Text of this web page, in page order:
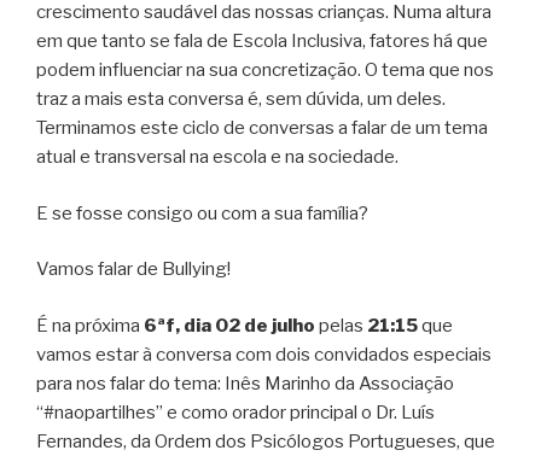
crescimento saudável das nossas crianças. Numa altura
em que tanto se fala de Escola Inclusiva, fatores há que
podem influenciar na sua concretização. O tema que nos
traz a mais esta conversa é, sem dúvida, um deles.
Terminamos este ciclo de conversas a falar de um tema
atual e transversal na escola e na sociedade.
E se fosse consigo ou com a sua família?
Vamos falar de Bullying!
É na próxima 6ªf, dia 02 de julho pelas 21:15que
vamos estar à conversa com dois convidados especiais
para nos falar do tema: Inês Marinho da Associação
“#naopartilhes” e como orador principal o Dr. Luís
Fernandes, da Ordem dos Psicólogos Portugueses, que